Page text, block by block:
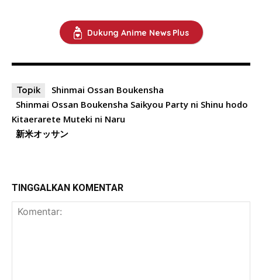
Dukung Anime News Plus
Topik
Shinmai Ossan Boukensha
Shinmai Ossan Boukensha Saikyou Party ni Shinu hodo
Kitaerarete Muteki ni Naru
新米オッサン
TINGGALKAN KOMENTAR